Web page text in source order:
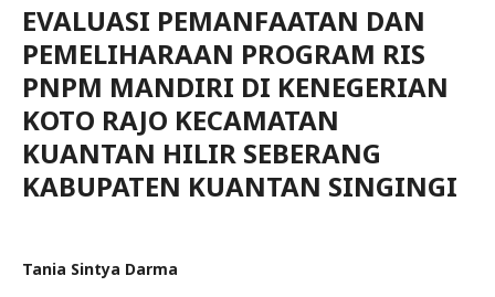
EVALUASI PEMANFAATAN DAN
PEMELIHARAAN PROGRAM RIS
PNPM MANDIRI DI KENEGERIAN
KOTO RAJO KECAMATAN
KUANTAN HILIR SEBERANG
KABUPATEN KUANTAN SINGINGI
Tania Sintya Darma